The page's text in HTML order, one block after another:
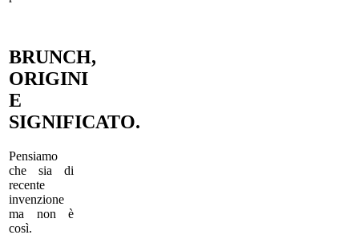
BRUNCH,
ORIGINI
E
SIGNIFICATO.
Pensiamo
che sia di
recente
invenzione
ma non è
così.